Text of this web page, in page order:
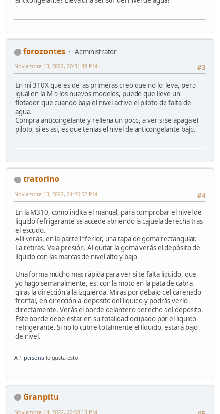
forozontes
Administrator
#3
Noviembre 13, 2022, 20:31:48 PM
En mi 310X que es de las primeras creo que no lo lleva, pero
igual en la M o los nuevos modelos, puede que lleve un
flotador que cuando baja el nivel active el piloto de falta de
agua.
Compra anticongelante y rellena un poco, a ver si se apaga el
piloto, si es asi, es que tenias el nivel de anticongelante bajo.
tratorino
#4
Noviembre 13, 2022, 21:20:52 PM
En la M310, como indica el manual, para comprobar el nivel de
liquido fefrigerante se accede abriendo la cajuela derecha tras
el escudo.
Allí verás, en la parte inferior, una tapa de goma rectangular.
La retiras. Va a presión. Al quitar la goma verás el depósito de
líquido con las marcas de nivel alto y bajo.
Una forma mucho mas rápida para ver si te falta líquido, que
yo hago semanalmente, es: con la moto en la pata de cabra,
giras la dirección a la izquierda. Miras por debajo del carenado
frontal, en dirección al deposito del liquido y podrás verlo
directamente. Verás el borde delantero derecho del deposito.
Este borde debe estar en su totalidad ocupado por el liquido
refrigerante. Si no lo cubre totalmente el líquido, estará bajo
de nivel.
A 1 persona le gusta esto.
Granpitu
Noviembre 14, 2022, 22:08:13 PM